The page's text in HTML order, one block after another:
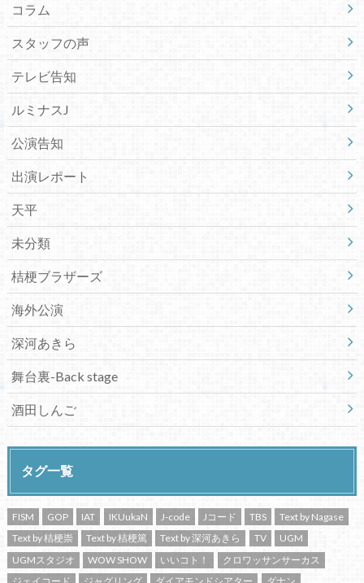
コラム
スタッフの声
テレビ告知
ルミナスJ
公演告知
出演レポート
天平
未分類
桔梗ブラザーズ
海外公演
深河あきら
舞台裏-Back stage
酒田しんご
タグ一覧
FISM GOP IAT IKUukaN J-code Jコード TBS
Text by Nagase
Text by 桔梗崇
Text by 桔梗篤 Text by 深河あきら TV
UGM
UGMスタジオ
WOW SHOW いいコト！
クロワッサンサーカス